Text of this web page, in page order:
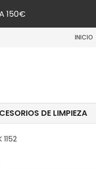
150€
INICIO
DE LIMPIEZA